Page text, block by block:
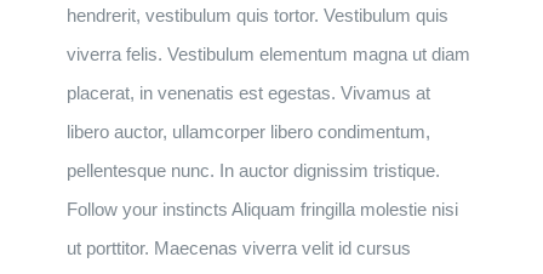
hendrerit, vestibulum quis tortor. Vestibulum quis
viverra felis. Vestibulum elementum magna ut diam
placerat, in venenatis est egestas. Vivamus at
libero auctor, ullamcorper libero condimentum,
pellentesque nunc. In auctor dignissim tristique.
Follow your instincts Aliquam fringilla molestie nisi
ut porttitor. Maecenas viverra velit id cursus